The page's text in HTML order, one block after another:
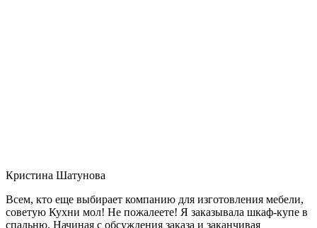
Кристина Шатунова
Всем, кто еще выбирает компанию для изготовления мебели,
советую Кухни мол! Не пожалеете! Я заказывала шкаф-купе в
спальню. Начиная с обсуждения заказа и заканчивая